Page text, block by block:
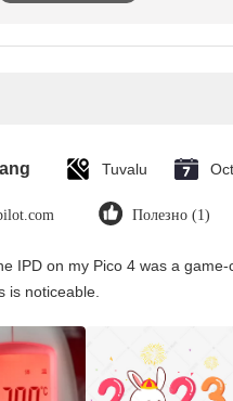
Tuvalu
Полезно (1)
IPD on my Pico 4 was a
is noticeable.